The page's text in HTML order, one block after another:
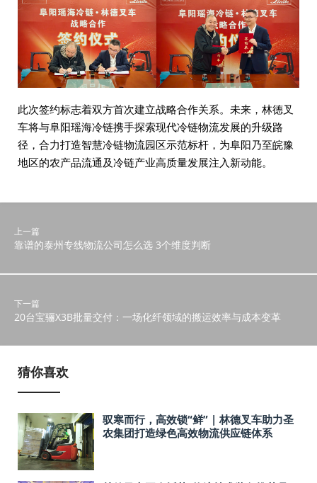
此次签约标志着双方首次建立战略合作关系。未来，林德叉
车将与阜阳瑶海冷链携手探索现代冷链物流发展的升级路
径，合力打造智慧冷链物流园区示范标杆，为阜阳乃至皖豫
地区的农产品流通及冷链产业高质量发展注入新动能。
上一篇
靠谱的泰州专线物流公司怎么选 3个维度判断
下一篇
20台宝骊X3B批量交付：一场化纤领域的搬运效率与成本变革
猜你喜欢
驭寒而行，高效锁“鲜” | 林德叉车助力圣
农集团打造绿色高效物流供应链体系